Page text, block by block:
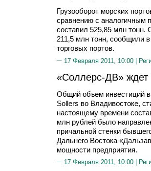
Грузооборот морских
сравнению с аналогичным
составил 525,85 млн тонн.
211,5 млн тонн, сообщили
торговых портов.
17 Февраля 2011, 10:00 |
«Соллерс-ДВ» ждет
Общий объем инвестиций в
Sollers во Владивостоке,
настоящему времени
млн рублей было
причальной стенки
Дальнего Востока
мощности предприятия.
17 Февраля 2011, 10:00 |